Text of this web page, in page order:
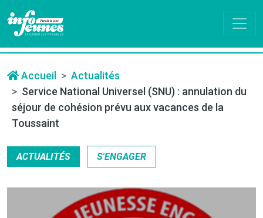
Accueil
Actualités
Service National Universel (SNU) : annulation du
séjour de cohésion prévu aux vacances de la
Toussaint
ACTUALITÉS S'ENGAGER